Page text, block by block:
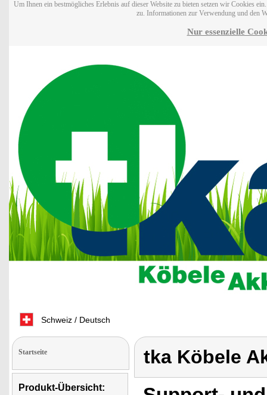
Um Ihnen ein bestmögliches Erlebnis auf dieser Website zu bieten setzen wir Cookies
zu. Informationen zur Verwendung und den
Nur essenzielle
Schweiz / Deutsch
Startseite
Produkt-Übersicht:
tka Köbele